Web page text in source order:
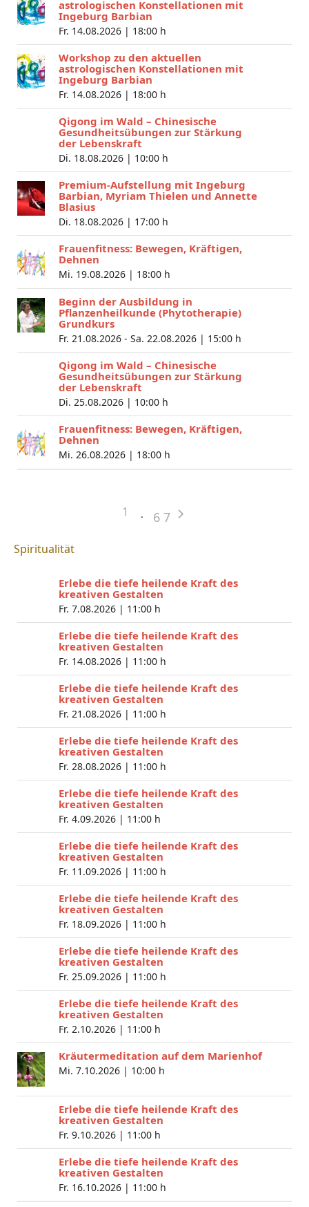
astrologischen Konstellationen mit
Ingeburg Barbian
Fr. 14.08.2026 | 18:00 h
Workshop zu den aktuellen
astrologischen Konstellationen mit
Ingeburg Barbian
Fr. 14.08.2026 | 18:00 h
Qigong im Wald – Chinesische
Gesundheitsübungen zur Stärkung
der Lebenskraft
Di. 18.08.2026 | 10:00 h
Premium-Aufstellung mit Ingeburg
Barbian, Myriam Thielen und Annette
Blasius
Di. 18.08.2026 | 17:00 h
Frauenfitness: Bewegen, Kräftigen,
Dehnen
Mi. 19.08.2026 | 18:00 h
Beginn der Ausbildung in
Pflanzenheilkunde (Phytotherapie)
Grundkurs
Fr. 21.08.2026 - Sa. 22.08.2026 | 15:00 h
Qigong im Wald – Chinesische
Gesundheitsübungen zur Stärkung
der Lebenskraft
Di. 25.08.2026 | 10:00 h
Frauenfitness: Bewegen, Kräftigen,
Dehnen
Mi. 26.08.2026 | 18:00 h
1 6 7
Spiritualität
Erlebe die tiefe heilende Kraft des
kreativen Gestalten
Fr. 7.08.2026 | 11:00 h
Erlebe die tiefe heilende Kraft des
kreativen Gestalten
Fr. 14.08.2026 | 11:00 h
Erlebe die tiefe heilende Kraft des
kreativen Gestalten
Fr. 21.08.2026 | 11:00 h
Erlebe die tiefe heilende Kraft des
kreativen Gestalten
Fr. 28.08.2026 | 11:00 h
Erlebe die tiefe heilende Kraft des
kreativen Gestalten
Fr. 4.09.2026 | 11:00 h
Erlebe die tiefe heilende Kraft des
kreativen Gestalten
Fr. 11.09.2026 | 11:00 h
Erlebe die tiefe heilende Kraft des
kreativen Gestalten
Fr. 18.09.2026 | 11:00 h
Erlebe die tiefe heilende Kraft des
kreativen Gestalten
Fr. 25.09.2026 | 11:00 h
Erlebe die tiefe heilende Kraft des
kreativen Gestalten
Fr. 2.10.2026 | 11:00 h
Kräutermeditation auf dem Marienhof
Mi. 7.10.2026 | 10:00 h
Erlebe die tiefe heilende Kraft des
kreativen Gestalten
Fr. 9.10.2026 | 11:00 h
Erlebe die tiefe heilende Kraft des
kreativen Gestalten
Fr. 16.10.2026 | 11:00 h